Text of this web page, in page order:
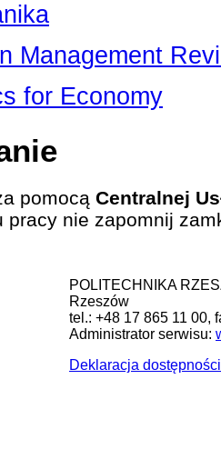
Management
for Economy
pomocą Centralnej
pracy nie zapomnij
POLITECHNIKA
Rzeszów
tel.: +48 17 865 11 00,
Administrator serwisu:
Deklaracja dostępności